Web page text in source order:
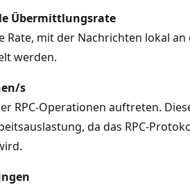
Übermittlungsrate
mit der Nachrichten lokal an
werden.
s
RPC-Operationen auftreten.
da das RPC-